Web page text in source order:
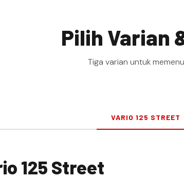
Pilih Varian
Tiga varian untuk
VARIO 125 STREET
125 Street